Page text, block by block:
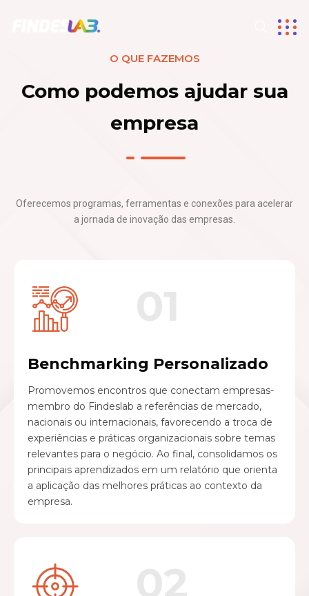
O QUE FAZEMOS
Como podemos ajudar sua
empresa
Oferecemos programas, ferramentas e conexões para acelerar
a jornada de inovação das empresas.
Benchmarking Personalizado
Promovemos encontros que conectam empresas-
membro do Findeslab a referências de mercado,
nacionais ou internacionais, favorecendo a troca de
experiências e práticas organizacionais sobre temas
relevantes para o negócio. Ao final, consolidamos os
principais aprendizados em um relatório que orienta
a aplicação das melhores práticas ao contexto da
empresa.